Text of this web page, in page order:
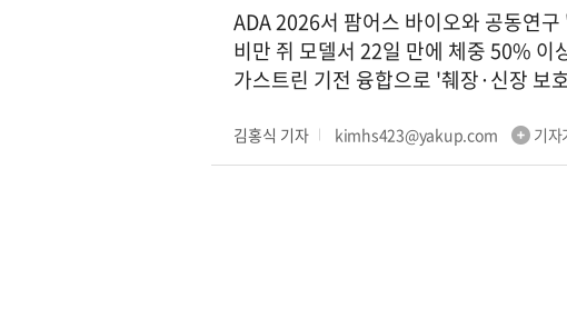
ADA 2026서 팜어스 바이오와 공동연
비만 쥐 모델서 22일 만에 체중 50%
가스트린 기전 융합으로 '췌장·신장
김홍식 기자 kimhs423@yakup.com 기자